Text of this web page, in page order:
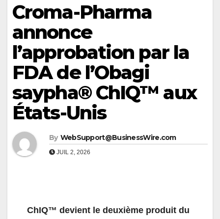
Croma-Pharma
annonce
l’approbation par la
FDA de l’Obagi
saypha® ChIQ™ aux
États-Unis
By WebSupport@BusinessWire.com
JUIL 2, 2026
ChIQ™ devient le deuxième produit du